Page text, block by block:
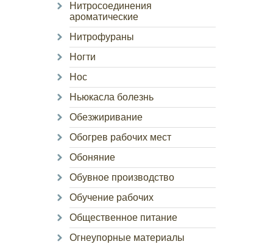
Нитросоединения
ароматические
Нитрофураны
Ногти
Нос
Ньюкасла болезнь
Обезжиривание
Обогрев рабочих мест
Обоняние
Обувное производство
Обучение рабочих
Общественное питание
Огнеупорные материалы